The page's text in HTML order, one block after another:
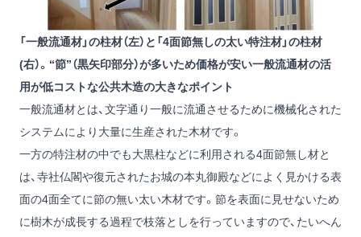
「一般流通材」の柱材（左）と「4面節無しの太い特注材」の柱材
(右）。“節”（黒矢印部分）が多いため価格が安い一般流通材の活
用が低コストな公共木造の大きなポイント
一般流通材とは、文字通り一般に流通させるために機械化された
システムにより大量に生産された木材です。
一方の特注材の中でも大黒柱などに利用される4面節無し材と
は、寺社仏閣や復元されたお城の本丸御殿などによく見かける表
面の4面全てに節の無い太い木材です。節を表面に見せないため
に樹木が成長する過程で枝落としを行っていますので、たいへん